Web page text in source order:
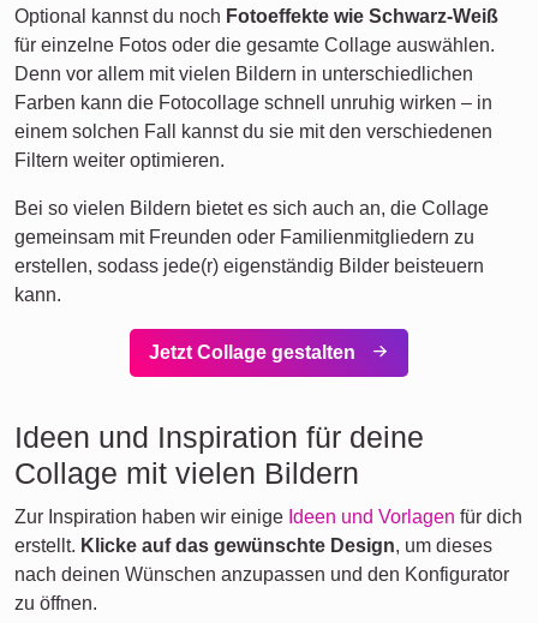
Optional kannst du noch Fotoeffekte wie Schwarz-Weiß
für einzelne Fotos oder die gesamte Collage auswählen.
Denn vor allem mit vielen Bildern in unterschiedlichen
Farben kann die Fotocollage schnell unruhig wirken – in
einem solchen Fall kannst du sie mit den verschiedenen
Filtern weiter optimieren.
Bei so vielen Bildern bietet es sich auch an, die Collage
gemeinsam mit Freunden oder Familienmitgliedern zu
erstellen, sodass jede(r) eigenständig Bilder beisteuern
kann.
Jetzt Collage gestalten
Ideen und Inspiration für deine
Collage mit vielen Bildern
Zur Inspiration haben wir einige Ideen und Vorlagen für dich
erstellt. Klicke auf das gewünschte Design, um dieses
nach deinen Wünschen anzupassen und den Konfigurator
zu öffnen.